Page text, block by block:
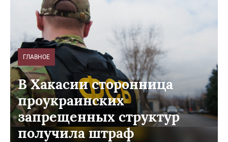
ГЛАВНОЕ
В Хакасии сторонница
проукраинских
запрещенных структур
получила штраф